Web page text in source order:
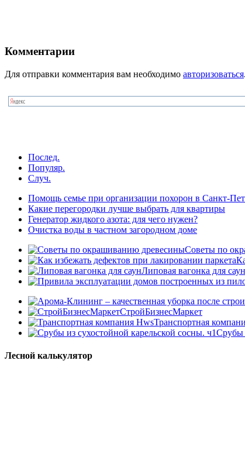
Комментарии
Для отправки комментария вам необходимо авторизоваться.
Послед.
Популяр.
Случ.
Помощь семье при организации похорон в Санкт-
Какие перегородки лучше выбрать для квартиры
Генератор жидкого азота: для чего нужен?
Очистка воды в частном загородном доме
Советы по
Липовая вагонка для саун
СтройБизнесМаркет
Транспортная
Срубы
Лесной калькулятор